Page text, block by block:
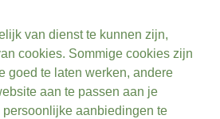
van dienst te kunnen zijn,
cookies. Sommige cookies zijn
goed te laten werken, andere
aan te passen aan je
aanbiedingen te